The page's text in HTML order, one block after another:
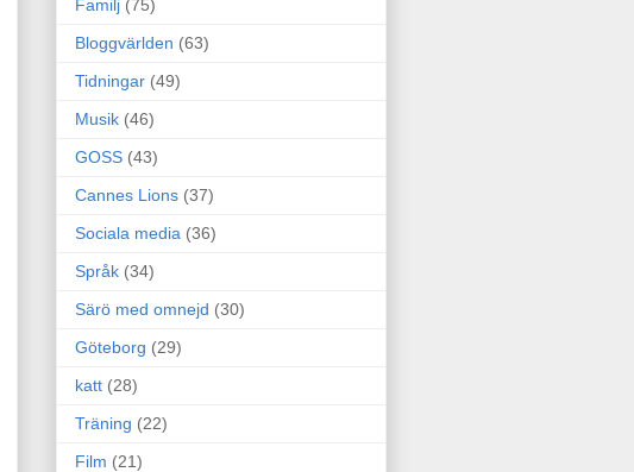
Familj (75)
Bloggvärlden (63)
Tidningar (49)
Musik (46)
GOSS (43)
Cannes Lions (37)
Sociala media (36)
Språk (34)
Särö med omnejd (30)
Göteborg (29)
katt (28)
Träning (22)
Film (21)